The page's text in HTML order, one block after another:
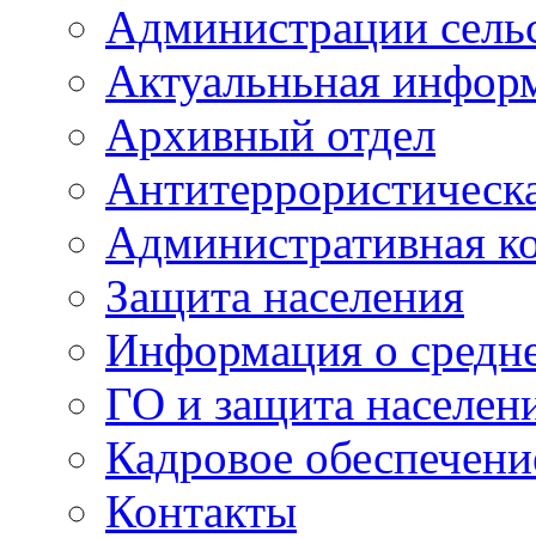
Администрации
Актуальньная
Архивный отдел
Административная
Защита населения
Информация о
ГО и защита
Кадровое
Контакты